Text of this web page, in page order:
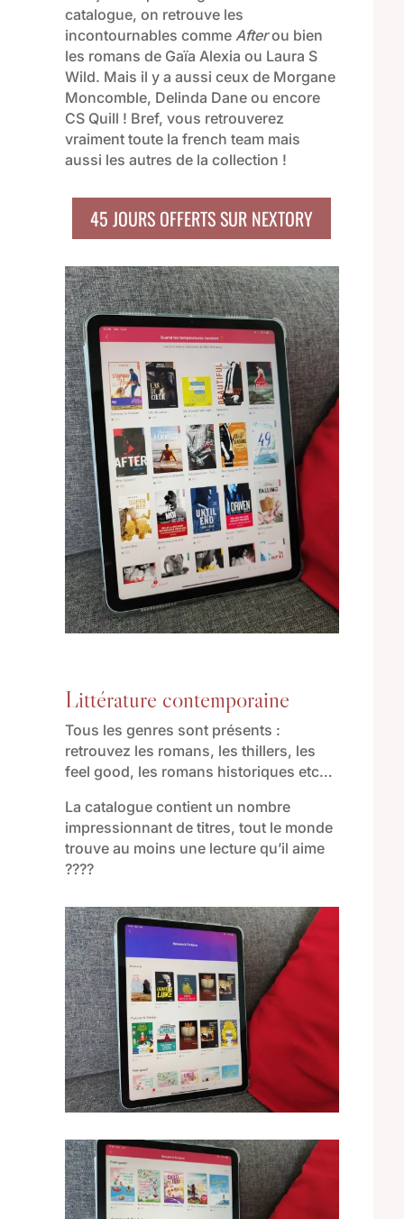
catalogue, on retrouve les
incontournables comme Afterou bien
les romans de Gaïa Alexia ou Laura S
Wild. Mais il y a aussi ceux de Morgane
Moncomble, Delinda Dane ou encore
CS Quill ! Bref, vous retrouverez
vraiment toute la french team mais
aussi les autres de la collection !
45 JOURS OFFERTS SUR NEXTORY
Littérature contemporaine
Tous les genres sont présents :
retrouvez les romans, les thillers, les
feel good, les romans historiques etc…
La catalogue contient un nombre
impressionnant de titres, tout le monde
trouve au moins une lecture qu’il aime
????